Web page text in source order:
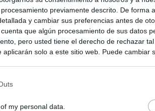
previamente descrito. De forma
y cambiar sus preferencias antes de
que algún procesamiento de sus datos
pero usted tiene el derecho de rechazar tal
solo a este sitio web. Puede cambiar
my personal data.